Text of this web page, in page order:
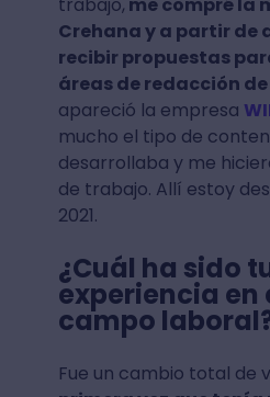
Crehana y a partir de
recibir propuestas
áreas de redacción
apareció la empresa
mucho el tipo de
desarrollaba y me
de trabajo. Allí estoy
2021.
¿Cuál ha sido
experiencia en
campo
Fue un cambio total de